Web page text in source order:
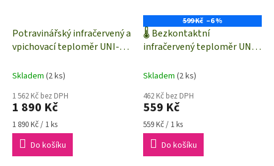
Potravinářský infračervený a
vpichovací teploměr UNI-T
kompatibilní
Skladem (2 ks)
1 562 Kč bez DPH
1 890 Kč
Měrná
cena:
1 890 Kč / 1 ks
Do košíku
599 Kč –6 %
🌡️ Bezkontaktní
infračervený teploměr UNI-
optika 6:1
Skladem (2 ks)
462 Kč bez DPH
559 Kč
Měrná
cena:
559 Kč / 1 ks
Do košíku